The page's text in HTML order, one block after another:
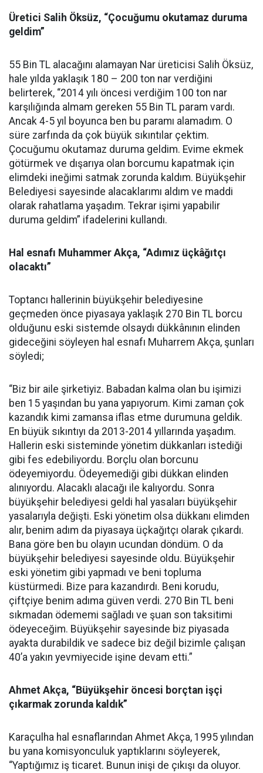
Üretici Salih Öksüz, “Çocuğumu okutamaz duruma
geldim”
55 Bin TL alacağını alamayan Nar üreticisi Salih Öksüz,
hale yılda yaklaşık 180 – 200 ton nar verdiğini
belirterek, “2014 yılı öncesi verdiğim 100 ton nar
karşılığında almam gereken 55 Bin TL param vardı.
Ancak 4-5 yıl boyunca ben bu paramı alamadım. O
süre zarfında da çok büyük sıkıntılar çektim.
Çocuğumu okutamaz duruma geldim. Evime ekmek
götürmek ve dışarıya olan borcumu kapatmak için
elimdeki ineğimi satmak zorunda kaldım. Büyükşehir
Belediyesi sayesinde alacaklarımı aldım ve maddi
olarak rahatlama yaşadım. Tekrar işimi yapabilir
duruma geldim” ifadelerini kullandı.
Hal esnafı Muhammer Akça, “Adımız üçkâğıtçı
olacaktı”
Toptancı hallerinin büyükşehir belediyesine
geçmeden önce piyasaya yaklaşık 270 Bin TL borcu
olduğunu eski sistemde olsaydı dükkânının elinden
gideceğini söyleyen hal esnafı Muharrem Akça, şunları
söyledi;
“Biz bir aile şirketiyiz. Babadan kalma olan bu işimizi
ben 15 yaşından bu yana yapıyorum. Kimi zaman çok
kazandık kimi zamansa iflas etme durumuna geldik.
En büyük sıkıntıyı da 2013-2014 yıllarında yaşadım.
Hallerin eski sisteminde yönetim dükkanları istediği
gibi fes edebiliyordu. Borçlu olan borcunu
ödeyemiyordu. Ödeyemediği gibi dükkan elinden
alınıyordu. Alacaklı alacağı ile kalıyordu. Sonra
büyükşehir belediyesi geldi hal yasaları büyükşehir
yasalarıyla değişti. Eski yönetim olsa dükkanı elimden
alır, benim adım da piyasaya üçkağıtçı olarak çıkardı.
Bana göre ben bu olayın ucundan döndüm. O da
büyükşehir belediyesi sayesinde oldu. Büyükşehir
eski yönetim gibi yapmadı ve beni topluma
küstürmedi. Bize para kazandırdı. Beni korudu,
çiftçiye benim adıma güven verdi. 270 Bin TL beni
sıkmadan ödememi sağladı ve şuan son taksitimi
ödeyeceğim. Büyükşehir sayesinde biz piyasada
ayakta durabildik ve sadece biz değil bizimle çalışan
40’a yakın yevmiyecide işine devam etti.”
Ahmet Akça, “Büyükşehir öncesi borçtan işçi
çıkarmak zorunda kaldık”
Karaçulha hal esnaflarından Ahmet Akça, 1995 yılından
bu yana komisyonculuk yaptıklarını söyleyerek,
“Yaptığımız iş ticaret. Bunun inişi de çıkışı da oluyor.